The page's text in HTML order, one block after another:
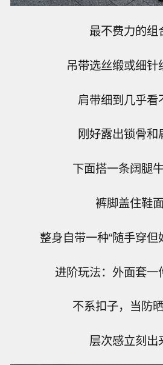
最不费力的组
吊带选丝缎或细针
肩带细到几乎看
刚好露出锁骨和
下面搭一条阔腿牛
裤脚盖住鞋面
整身自带一种“随手穿但
进阶玩法：外面套一
不系扣子，当防晒
层次感立刻出